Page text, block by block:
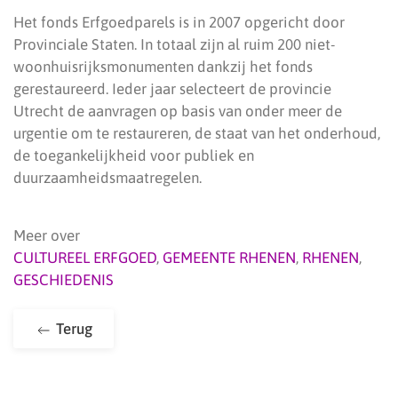
Het fonds Erfgoedparels is in 2007 opgericht door
Provinciale Staten. In totaal zijn al ruim 200 niet-
woonhuisrijksmonumenten dankzij het fonds
gerestaureerd. Ieder jaar selecteert de provincie
Utrecht de aanvragen op basis van onder meer de
urgentie om te restaureren, de staat van het onderhoud,
de toegankelijkheid voor publiek en
duurzaamheidsmaatregelen.
Meer over
CULTUREEL ERFGOED, GEMEENTE RHENEN, RHENEN,
GESCHIEDENIS
Terug